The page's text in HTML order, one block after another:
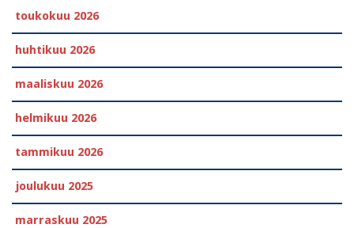
toukokuu 2026
huhtikuu 2026
maaliskuu 2026
helmikuu 2026
tammikuu 2026
joulukuu 2025
marraskuu 2025